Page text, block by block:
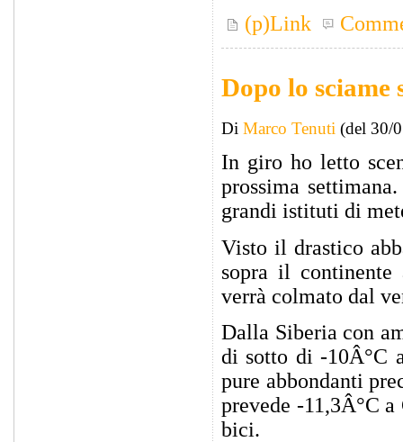
(p)Link
Dopo lo sciame
Di Marco Tenuti (del 30/
In giro ho letto
prossima
grandi istituti di
Visto il drastico
sopra il
verrà colmato dal
Dalla Siberia con
di sotto di -10Â°C
pure abbondanti
prevede -11,3Â°C
bici.